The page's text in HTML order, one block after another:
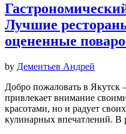
Лучшие
оцененные
by Дементьев Андрей
Добро пожаловать в Якутск
привлекает внимание
красотами, но и радует
кулинарных впечатлений.